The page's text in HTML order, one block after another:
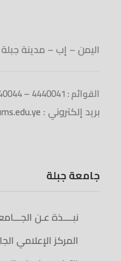
اليمن – إب – مدينة جبلة
القوائم : 4440041 – 440044 4 967+
بريد إلكتروني :
جامعة جبلة
نبــــذة عـن
المركز الإعلامي